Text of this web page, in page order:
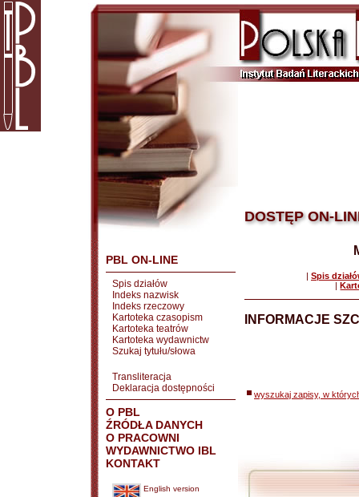
PBL ON-LINE
Spis działów
Indeks nazwisk
Indeks rzeczowy
Kartoteka czasopism
Kartoteka teatrów
Kartoteka wydawnictw
Szukaj tytułu/słowa
Transliteracja
Deklaracja dostępności
O PBL
ŹRÓDŁA DANYCH
O PRACOWNI
WYDAWNICTWO IBL
KONTAKT
English version
DOSTĘP ON-
| Spis
|
INFORMACJE
wyszukaj zapisy, w